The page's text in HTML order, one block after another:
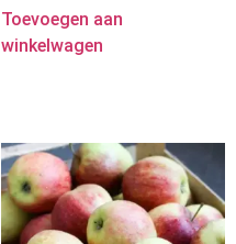
Toevoegen aan
winkelwagen